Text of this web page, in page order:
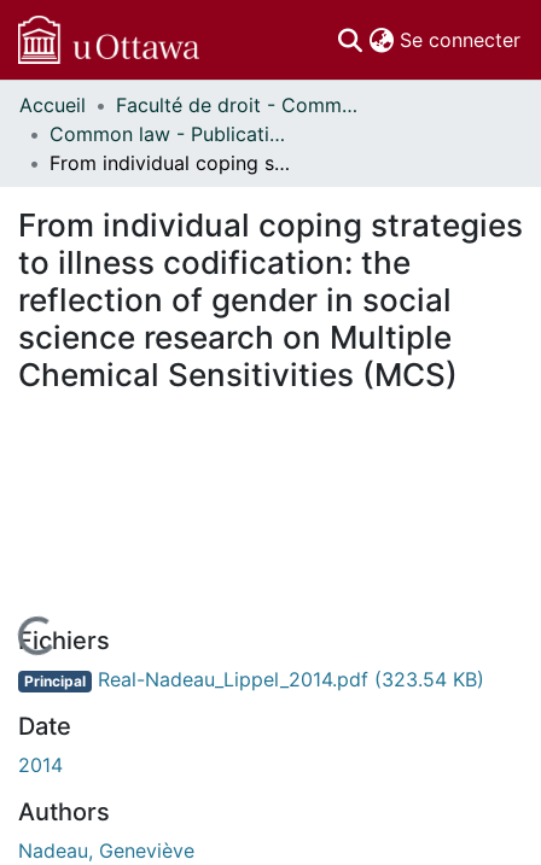
Se connecter
Communautés
et collections
Parcourir
À propos
Accueil
Faculté de droit - Common law // Faculty of Law - Common Law
Common law - Publications // Common Law - Publications
From individual coping strategies to illness codification: the reflection of gender in social science research on Multiple Chemical Sensitivities (MCS)
From individual coping strategies
to illness codification: the
reflection of gender in social
science research on Multiple
Chemical Sensitivities (MCS)
En cours de chargement...
Fichiers
Principal Real-Nadeau_Lippel_2014.pdf (323.54 KB)
Date
2014
Authors
Nadeau, Geneviève